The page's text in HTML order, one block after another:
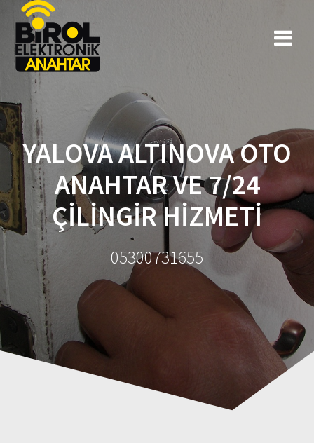
YALOVA ALTINOVA OTO
ANAHTAR VE 7/24
ÇILINGIR HIZMETI
05300731655